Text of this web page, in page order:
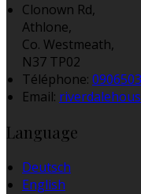
Clonown Rd,
Athlone,
Co. Westmeath,
N37 TP02
Téléphone:
Email:
Language
Deutsch
English